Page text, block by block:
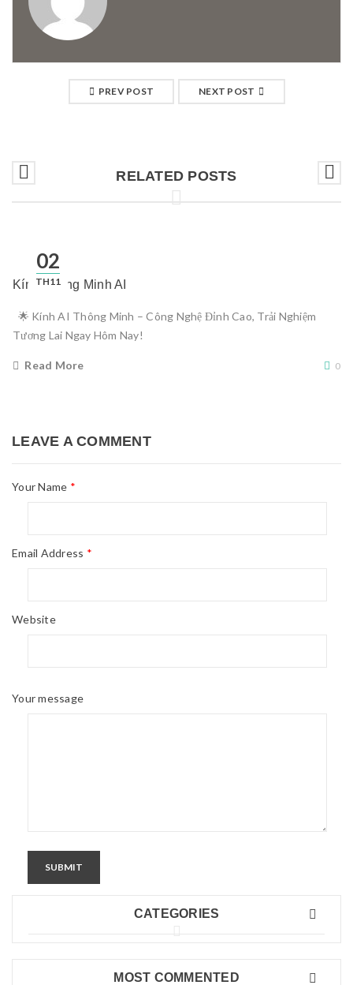
PREV POST NEXT POST
RELATED POSTS
02
TH11
Kính Thông Minh AI
🌟 Kính AI Thông Minh – Công Nghệ Đỉnh Cao, Trải Nghiệm
Tương Lai Ngay Hôm Nay!
Read More 0
LEAVE A COMMENT
Your Name *
Email Address *
Website
Your message
SUBMIT
CATEGORIES
MOST COMMENTED